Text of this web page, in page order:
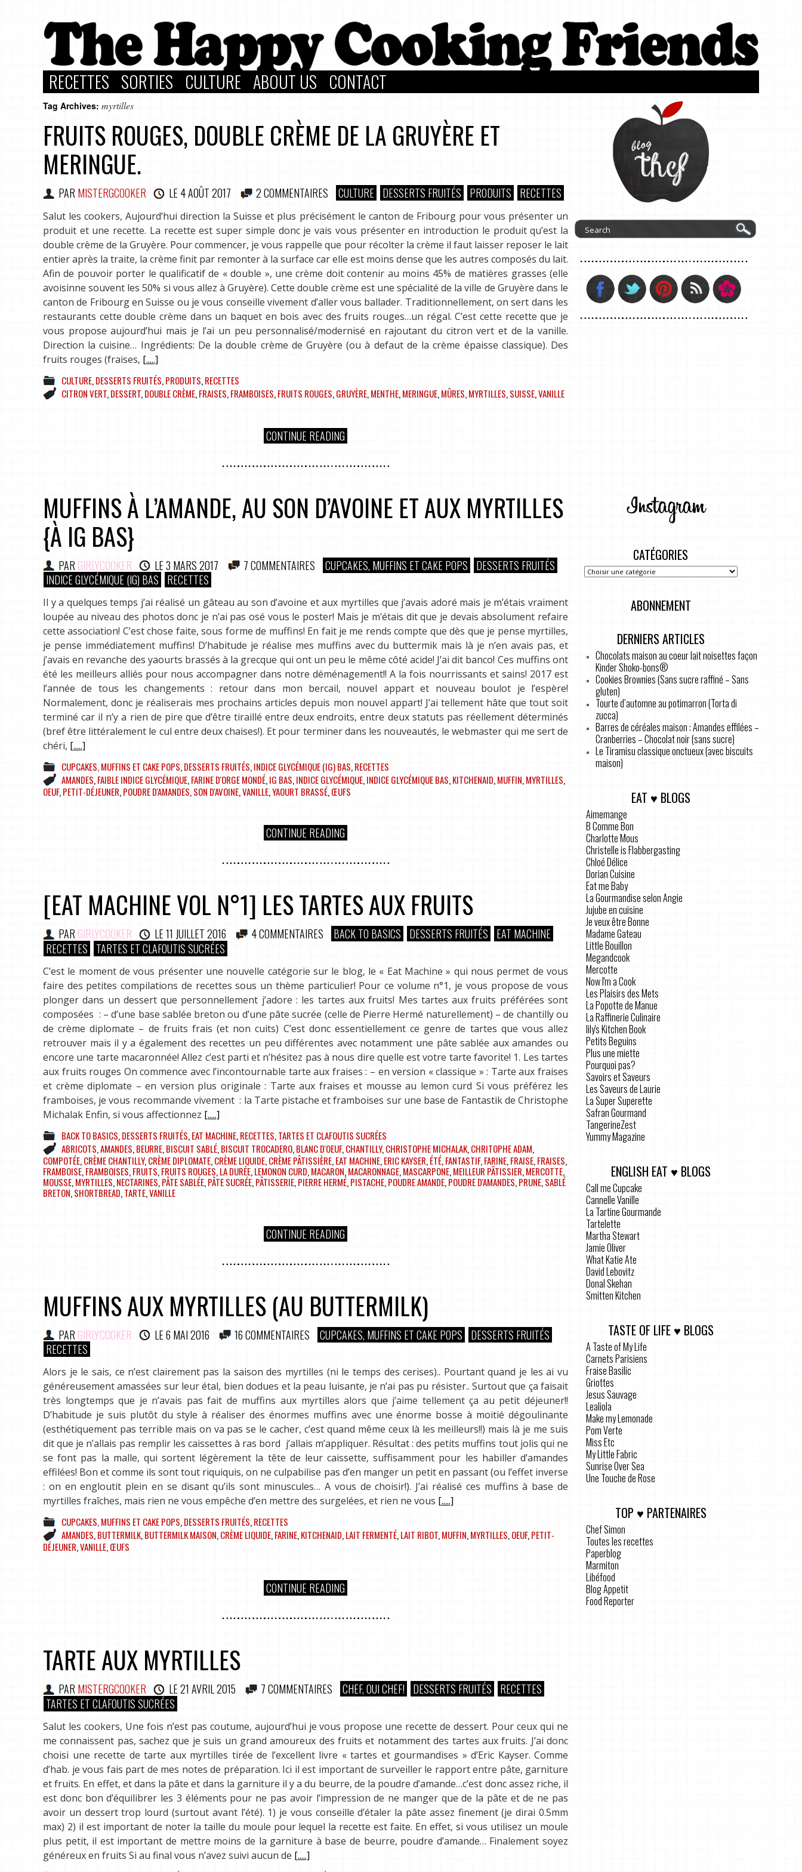
RECETTES SORTIES CULTURE ABOUT US CONTACT
Tag Archives: myrtilles
FRUITS ROUGES, DOUBLE CRÈME DE LA GRUYÈRE ET
MERINGUE.
PAR MISTERGCOOKER LE 4 AOÛT 2017 2 COMMENTAIRES CULTURE DESSERTS FRUITÉS PRODUITS RECETTES
Salut les cookers, Aujourd’hui direction la Suisse et plus précisément le canton de Fribourg pour vous présenter un
produit et une recette. La recette est super simple donc je vais vous présenter en introduction le produit qu’est la
double crème de la Gruyère. Pour commencer, je vous rappelle que pour récolter la crème il faut laisser reposer le lait
entier après la traite, la crème finit par remonter à la surface car elle est moins dense que les autres composés du lait.
Afin de pouvoir porter le qualificatif de « double », une crème doit contenir au moins 45% de matières grasses (elle
avoisinne souvent les 50% si vous allez à Gruyère). Cette double crème est une spécialité de la ville de Gruyère dans le
canton de Fribourg en Suisse ou je vous conseille vivement d’aller vous ballader. Traditionnellement, on sert dans les
restaurants cette double crème dans un baquet en bois avec des fruits rouges…un régal. C’est cette recette que je
vous propose aujourd’hui mais je l’ai un peu personnalisé/modernisé en rajoutant du citron vert et de la vanille.
Direction la cuisine… Ingrédients: De la double crème de Gruyère (ou à defaut de la crème épaisse classique). Des
fruits rouges (fraises, [.....]
CULTURE,DESSERTS FRUITÉS,PRODUITS,RECETTES
CITRON VERT,DESSERT,DOUBLE CRÈME,FRAISES,FRAMBOISES,FRUITS ROUGES,GRUYÈRE,MENTHE,MERINGUE,MÛRES,MYRTILLES,SUISSE,VANILLE
CONTINUE READING
MUFFINS À L’AMANDE, AU SON D’AVOINE ET AUX MYRTILLES
{À IG BAS}
PAR GIRLYCOOKER LE3 MARS 2017 7 COMMENTAIRES CUPCAKES, MUFFINS ET CAKE POPS
DESSERTS FRUITÉS
INDICE GLYCÉMIQUE (IG) BAS
RECETTES
Il y a quelques temps j’ai réalisé un gâteau au son d’avoine et aux myrtilles que j’avais adoré mais je m’étais vraiment
loupée au niveau des photos donc je n’ai pas osé vous le poster! Mais je m’étais dit que je devais absolument refaire
cette association! C’est chose faite, sous forme de muffins! En fait je me rends compte que dès que je pense myrtilles,
je pense immédiatement muffins! D’habitude je réalise mes muffins avec du buttermik mais là je n’en avais pas, et
j’avais en revanche des yaourts brassés à la grecque qui ont un peu le même côté acide! J’ai dit banco! Ces muffins ont
été les meilleurs alliés pour nous accompagner dans notre déménagement!! A la fois nourrissants et sains! 2017 est
l’année de tous les changements : retour dans mon bercail, nouvel appart et nouveau boulot je l’espère!
Normalement, donc je réaliserais mes prochains articles depuis mon nouvel appart! J’ai tellement hâte que tout soit
terminé car il n’y a rien de pire que d’être tiraillé entre deux endroits, entre deux statuts pas réellement déterminés
(bref être littéralement le cul entre deux chaises!). Et pour terminer dans les nouveautés, le webmaster qui me sert de
chéri, [.....]
CUPCAKES, MUFFINS ET CAKE POPS,DESSERTS FRUITÉS,INDICE GLYCÉMIQUE (IG) BAS,RECETTES
AMANDES,FAIBLE INDICE GLYCÉMIQUE,FARINE D'ORGE MONDÉ,IG BAS,INDICE GLYCÉMIQUE,INDICE GLYCÉMIQUE BAS,KITCHENAID,MUFFIN,MYRTILLES,
OEUF,PETIT-DÉJEUNER,POUDRE D'AMANDES,SON D'AVOINE,VANILLE,YAOURT BRASSÉ,ŒUFS
CONTINUE READING
[EAT MACHINE VOL N°1] LES TARTES AUX FRUITS
PAR GIRLYCOOKER LE11 JUILLET 2016 4 COMMENTAIRES BACK TO BASICS DESSERTS FRUITÉS
EAT MACHINE
RECETTES
TARTES ET CLAFOUTIS SUCRÉES
C’est le moment de vous présenter une nouvelle catégorie sur le blog, le « Eat Machine » qui nous permet de vous
faire des petites compilations de recettes sous un thème particulier! Pour ce volume n°1, je vous propose de vous
plonger dans un dessert que personnellement j’adore : les tartes aux fruits! Mes tartes aux fruits préférées sont
composées : – d’une base sablée breton ou d’une pâte sucrée (celle de Pierre Hermé naturellement) – de chantilly ou
de crème diplomate – de fruits frais (et non cuits) C’est donc essentiellement ce genre de tartes que vous allez
retrouver mais il y a également des recettes un peu différentes avec notamment une pâte sablée aux amandes ou
encore une tarte macaronnée! Allez c’est parti et n’hésitez pas à nous dire quelle est votre tarte favorite! 1. Les tartes
aux fruits rouges On commence avec l’incontournable tarte aux fraises : – en version « classique » : Tarte aux fraises
et crème diplomate – en version plus originale : Tarte aux fraises et mousse au lemon curd Si vous préférez les
framboises, je vous recommande vivement : la Tarte pistache et framboises sur une base de Fantastik de Christophe
Michalak Enfin, si vous affectionnez [.....]
BACK TO BASICS,DESSERTS FRUITÉS,EAT MACHINE,RECETTES,TARTES ET CLAFOUTIS SUCRÉES
ABRICOTS,AMANDES,BEURRE,BISCUIT SABLÉ,BISCUIT TROCADERO,BLANC D'OEUF,CHANTILLY,CHRISTOPHE MICHALAK,CHRITOPHE ADAM,
COMPOTÉE,CRÈME CHANTILLY,CRÈME DIPLOMATE,CRÈME LIQUIDE,CRÈME PÂTISSIÈRE,EAT MACHINE,ERIC KAYSER,ÉTÉ,FANTASTIF,FARINE,FRAISE,FRAISES,
FRAMBOISE,FRAMBOISES,FRUITS,FRUITS ROUGES,LA DURÉE,LEMONON CURD,MACARON,MACARONNAGE,MASCARPONE,MEILLEUR PÂTISSIER,MERCOTTE,
MOUSSE,MYRTILLES,NECTARINES,PÂTE SABLÉE,PÂTE SUCRÉE,PÂTISSERIE,PIERRE HERMÉ,PISTACHE,POUDRE AMANDE,POUDRE D'AMANDES,PRUNE,SABLÉ
BRETON,SHORTBREAD,TARTE,VANILLE
CONTINUE READING
MUFFINS AUX MYRTILLES (AU BUTTERMILK)
PAR GIRLYCOOKER LE6 MAI 2016 16 COMMENTAIRES CUPCAKES, MUFFINS ET CAKE POPS
DESSERTS FRUITÉS
RECETTES
Alors je le sais, ce n’est clairement pas la saison des myrtilles (ni le temps des cerises).. Pourtant quand je les ai vu
généreusement amassées sur leur étal, bien dodues et la peau luisante, je n’ai pas pu résister.. Surtout que ça faisait
très longtemps que je n’avais pas fait de muffins aux myrtilles alors que j’aime tellement ça au petit déjeuner!!
D’habitude je suis plutôt du style à réaliser des énormes muffins avec une énorme bosse à moitié dégoulinante
(esthétiquement pas terrible mais on va pas se le cacher, c’est quand même ceux là les meilleurs!!) mais là je me suis
dit que je n’allais pas remplir les caissettes à ras bord j’allais m’appliquer. Résultat : des petits muffins tout jolis qui ne
se font pas la malle, qui sortent légèrement la tête de leur caissette, suffisamment pour les habiller d’amandes
effilées! Bon et comme ils sont tout riquiquis, on ne culpabilise pas d’en manger un petit en passant (ou l’effet inverse
: on en engloutit plein en se disant qu’ils sont minuscules… A vous de choisir!). J’ai réalisé ces muffins à base de
myrtilles fraîches, mais rien ne vous empêche d’en mettre des surgelées, et rien ne vous [.....]
CUPCAKES, MUFFINS ET CAKE POPS,DESSERTS FRUITÉS,RECETTES
AMANDES,BUTTERMILK,BUTTERMILK MAISON,CRÈME LIQUIDE,FARINE,KITCHENAID,LAIT FERMENTÉ,LAIT RIBOT,MUFFIN,MYRTILLES,OEUF,PETIT-
DÉJEUNER,VANILLE,ŒUFS
CONTINUE READING
TARTE AUX MYRTILLES
PARMISTERGCOOKER LE21 AVRIL 2015 7 COMMENTAIRES CHEF, OUI CHEF! DESSERTS FRUITÉS
RECETTES
TARTES ET CLAFOUTIS SUCRÉES
Salut les cookers, Une fois n’est pas coutume, aujourd’hui je vous propose une recette de dessert. Pour ceux qui ne
me connaissent pas, sachez que je suis un grand amoureux des fruits et notamment des tartes aux fruits. J’ai donc
choisi une recette de tarte aux myrtilles tirée de l’excellent livre « tartes et gourmandises » d’Eric Kayser. Comme
d’hab. je vous fais part de mes notes de préparation. Ici il est important de surveiller le rapport entre pâte, garniture
et fruits. En effet, et dans la pâte et dans la garniture il y a du beurre, de la poudre d’amande…c’est donc assez riche, il
est donc bon d’équilibrer les 3 éléments pour ne pas avoir l’impression de ne manger que de la pâte et de ne pas
avoir un dessert trop lourd (surtout avant l’été). 1) je vous conseille d’étaler la pâte assez finement (je dirai 0.5mm
max) 2) il est important de noter la taille du moule pour lequel la recette est faite. En effet, si vous utilisez un moule
plus petit, il est important de mettre moins de la garniture à base de beurre, poudre d’amande… Finalement soyez
généreux en fruits Si au final vous n’avez suivi aucun de [.....]
CATÉGORIES
ABONNEMENT
DERNIERS ARTICLES
Chocolats maison au coeur lait noisettes façon
Kinder Shoko-bons®
Cookies Brownies (Sans sucre raffiné – Sans
gluten)
Tourte d’automne au potimarron (Torta di
zucca)
Barres de céréales maison : Amandes effilées –
Cranberries – Chocolat noir (sans sucre)
Le Tiramisu classique onctueux (avec biscuits
maison)
EAT ♥ BLOGS
Aimemange
B Comme Bon
Charlotte Mous
Christelle is Flabbergasting
Chloé Délice
Dorian Cuisine
Eat me Baby
La Gourmandise selon Angie
Jujube en cuisine
Je veux être Bonne
Madame Gateau
Little Bouillon
Megandcook
Mercotte
Now I'm a Cook
Les Plaisirs des Mets
La Popotte de Manue
La Raffinerie Culinaire
lily's Kitchen Book
Petits Beguins
Plus une miette
Pourquoi pas?
Savoirs et Saveurs
Les Saveurs de Laurie
La Super Superette
Safran Gourmand
TangerineZest
Yummy Magazine
ENGLISH EAT ♥ BLOGS
Call me Cupcake
Cannelle Vanille
La Tartine Gourmande
Tartelette
Martha Stewart
Jamie Oliver
What Katie Ate
David Lebovitz
Donal Skehan
Smitten Kitchen
TASTE OF LIFE ♥ BLOGS
A Taste of My Life
Carnets Parisiens
Fraise Basilic
Griottes
Jesus Sauvage
Lealiola
Make my Lemonade
Pom Verte
Miss Etc
My Little Fabric
Sunrise Over Sea
Une Touche de Rose
TOP ♥ PARTENAIRES
Chef Simon
Toutes les recettes
Paperblog
Marmiton
Libéfood
Blog Appetit
Food Reporter